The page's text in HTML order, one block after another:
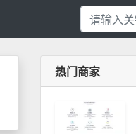
热门商家